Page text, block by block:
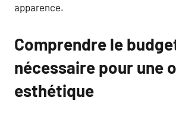
apparence.
Comprendre le
nécessaire pour une
esthétique